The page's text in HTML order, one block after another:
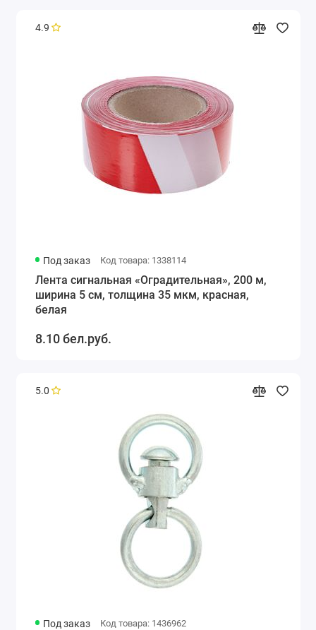
4.9
Под заказ Код товара: 1338114
Лента сигнальная «Оградительная», 200 м,
ширина 5 см, толщина 35 мкм, красная,
белая
8.10 бел.руб.
5.0
Под заказ Код товара: 1436962